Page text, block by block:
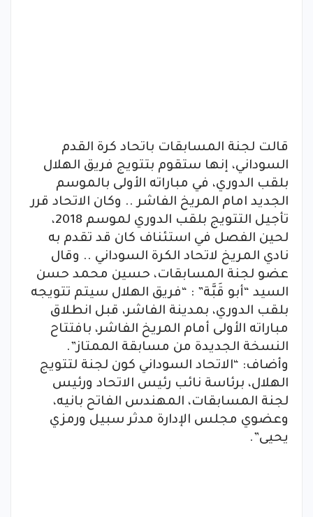
قالت لجنة المسابقات باتحاد كرة القدم
السوداني، إنها ستقوم بتتويج فريق الهلال
بلقب الدوري، في مباراته الأولى بالموسم
الجديد امام المريخ الفاشر .. وكان الاتحاد قرر
تأجيل التتويج بلقب الدوري لموسم 2018،
لحين الفصل في استئناف كان قد تقدم به
نادي المريخ لاتحاد الكرة السوداني .. وقال
عضو لجنة المسابقات، حسين محمد حسن
السيد “أبو قَبَّة” : “فريق الهلال سيتم تتويجه
بلقب الدوري، بمدينة الفاشر، قبل انطلاق
مباراته الأولى أمام المريخ الفاشر، بافتتاح
النسخة الجديدة من مسابقة الممتاز”.
وأضاف: “الاتحاد السوداني كون لجنة لتتويج
الهلال، برئاسة نائب رئيس الاتحاد ورئيس
لجنة المسابقات، المهندس الفاتح بانيه،
وعضوي مجلس الإدارة مدثر سبيل ورمزي
يحيى”.